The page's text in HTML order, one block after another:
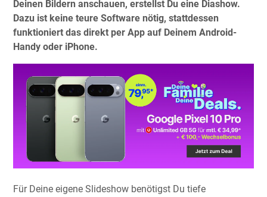
Deinen Bildern anschauen, erstellst Du eine Diashow.
Dazu ist keine teure Software nötig, stattdessen
funktioniert das direkt per App auf Deinem Android-
Handy oder iPhone.
Für Deine eigene Slideshow benötigst Du tiefe